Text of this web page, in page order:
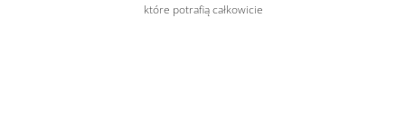
które potrafią całkowicie